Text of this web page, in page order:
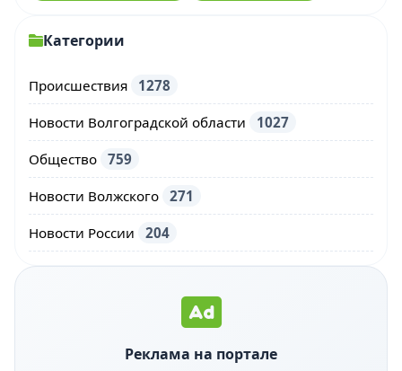
Категории
Происшествия 1278
Новости Волгоградской области 1027
Общество 759
Новости Волжского 271
Новости России 204
Реклама на портале